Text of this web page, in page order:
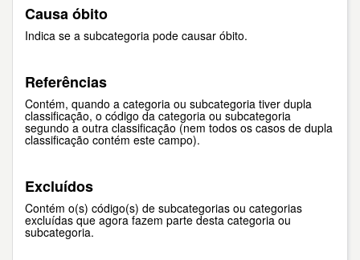
Causa óbito
Indica se a subcategoria pode causar óbito.
Referências
Contém, quando a categoria ou subcategoria tiver dupla
classificação, o código da categoria ou subcategoria
segundo a outra classificação (nem todos os casos de dupla
classificação contém este campo).
Excluídos
Contém o(s) código(s) de subcategorias ou categorias
excluídas que agora fazem parte desta categoria ou
subcategoria.